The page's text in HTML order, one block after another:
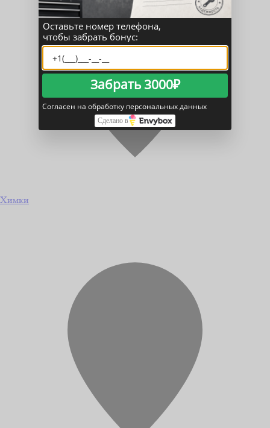
Химки
Оставьте номер телефона,
чтобы забрать бонус:
Забрать 3000₽
Согласен на обработку персональных данных
Сделано в